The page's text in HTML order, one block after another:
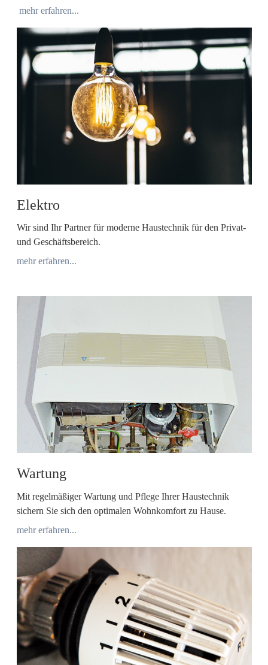
mehr erfahren...
Elektro
Wir sind Ihr Partner für moderne Haustechnik für den Privat-
und Geschäftsbereich.
mehr erfahren...
Wartung
Mit regelmäßiger Wartung und Pflege Ihrer Haustechnik
sichern Sie sich den optimalen Wohnkomfort zu Hause.
mehr erfahren...